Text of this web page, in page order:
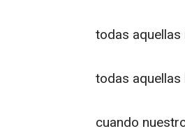
todas
todas
cuando